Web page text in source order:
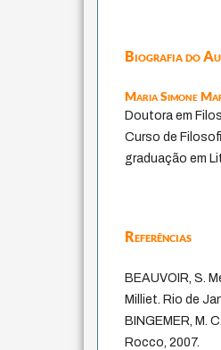
Biografia do
Maria Simone
Doutora em
Curso de
graduação em
Referências
BEAUVOIR, S.
Milliet. Rio de
BINGEMER, M.
Rocco, 2007.